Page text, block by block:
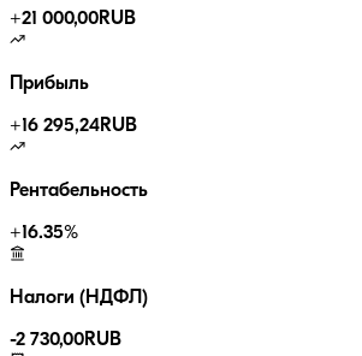
+21 000,00RUB
Прибыль
+16 295,24RUB
Рентабельность
+16.35%
Налоги (НДФЛ)
-2 730,00RUB